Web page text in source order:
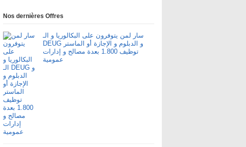
Nos dernières Offres
سار لمن يتوفرون على البكالوريا و الـ
DEUG و الدبلوم و الإجازة أو الماستر
توظيف 1.800 بعدة مصالح و إدارات
عمومية